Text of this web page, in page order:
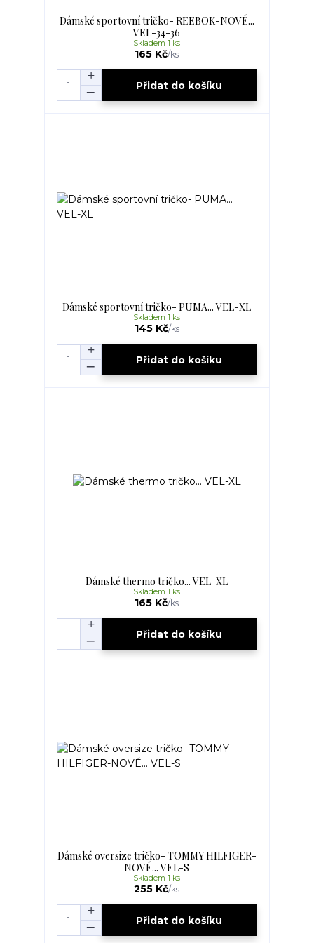
Dámské sportovní tričko- REEBOK-NOVÉ...
VEL-34-36
165 Kč/ks
Skladem 1 ks
Přidat do košíku
Dámské sportovní tričko- PUMA... VEL-XL
145 Kč/ks
Skladem 1 ks
Přidat do košíku
Dámské thermo tričko... VEL-XL
165 Kč/ks
Skladem 1 ks
Přidat do košíku
Dámské oversize tričko- TOMMY HILFIGER-
NOVÉ... VEL-S
255 Kč/ks
Skladem 1 ks
Přidat do košíku